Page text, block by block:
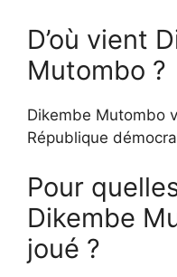
D’où vient
Mutombo ?
Dikembe Mutombo
République
Pour
Dikembe
joué ?